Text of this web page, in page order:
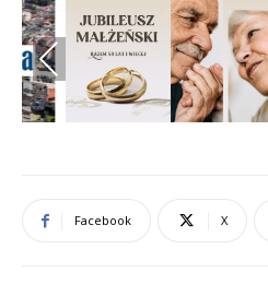
Previous
Facebook X